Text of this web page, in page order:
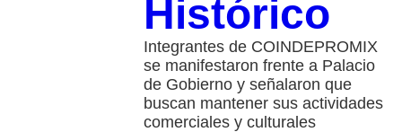
Histórico
Integrantes de COINDEPROMIX
se manifestaron frente a Palacio
de Gobierno y señalaron que
buscan mantener sus actividades
comerciales y culturales